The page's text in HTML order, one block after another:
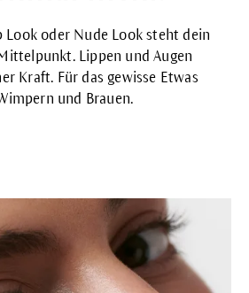
Look oder Nude Look steht dein
Lippen und Augen
Kraft. Für das gewisse Etwas
und Brauen.